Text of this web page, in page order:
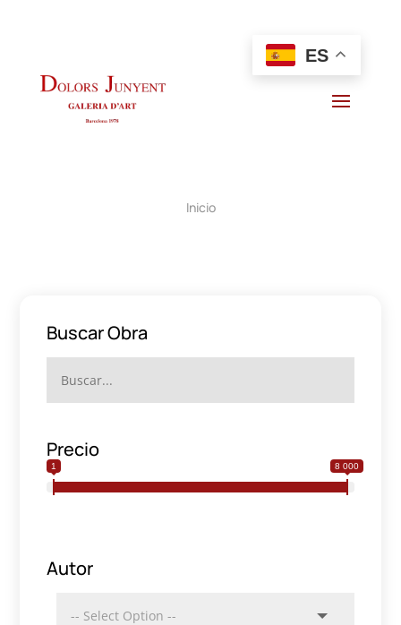
ES
Inicio
Buscar Obra
Precio
1 8 000
Autor